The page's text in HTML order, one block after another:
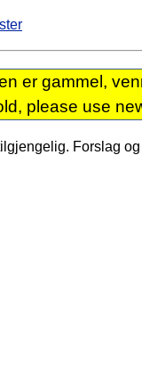
er gammel,
please use
Forslag